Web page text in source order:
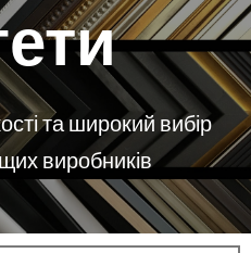
та широкий вибір
виробників